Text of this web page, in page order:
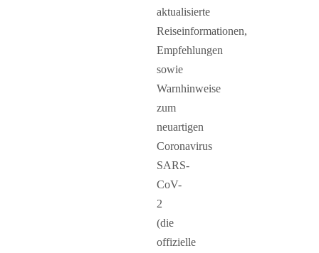
aktualisierte
Reiseinformationen,
Empfehlungen
sowie
Warnhinweise
zum
neuartigen
Coronavirus
SARS-
CoV-
2
(die
offizielle